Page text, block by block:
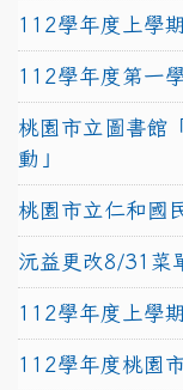
112學年度上學
112學年度第一
桃園市立圖書館
動」
桃園市立仁和國
沅益更改8/31菜
112學年度上學
112學年度桃園